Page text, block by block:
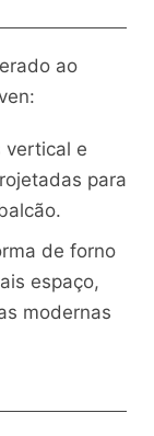
ao
vertical e
para
de forno
espaço,
modernas